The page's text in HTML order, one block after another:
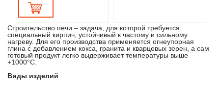
Строительство печи – задача, для которой требуется
специальный кирпич, устойчивый к частому и сильному
нагреву. Для его производства применяется огнеупорная
глина с добавлением кокса, гранита и кварцевых зерен, а сам
готовый продукт легко выдерживает температуры выше
+1000°С.
Виды изделий